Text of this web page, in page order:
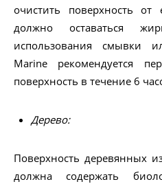
очистить поверхность
должно оставаться
использования смывки
Marine рекомендуется
поверхность в течение 6
Дерево:
Поверхность деревянных
должна содержать